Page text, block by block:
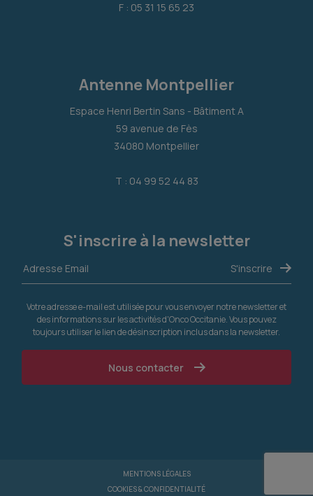
F : 05 31 15 65 23
Antenne Montpellier
Espace Henri Bertin Sans - Bâtiment A
59 avenue de Fès
34080 Montpellier
T : 04 99 52 44 83
S'inscrire à la newsletter
Votre adresse e-mail est utilisée pour vous envoyer notre newsletter et
des informations sur les activités d'Onco Occitanie. Vous pouvez
toujours utiliser le lien de désinscription inclus dans la newsletter.
Nous contacter
MENTIONS LÉGALES
COOKIES & CONFIDENTIALITÉ